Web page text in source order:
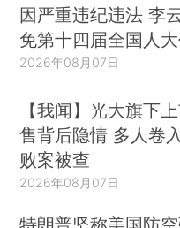
因严重违纪违法 李
免第十四届全国人
2026年08月07日
【我闻】光大旗下
售背后隐情 多人卷
败案被查
2026年08月07日